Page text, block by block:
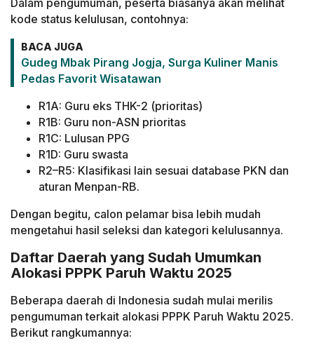
kode status kelulusan, contohnya:
BACA JUGA
Gudeg Mbak Pirang Jogja, Surga Kuliner Manis
Pedas Favorit Wisatawan
R1A: Guru eks THK-2 (prioritas)
R1B: Guru non-ASN prioritas
R1C: Lulusan PPG
R1D: Guru swasta
R2–R5: Klasifikasi lain sesuai database PKN dan
aturan Menpan-RB.
Dengan begitu, calon pelamar bisa lebih mudah
mengetahui hasil seleksi dan kategori kelulusannya.
Daftar Daerah yang Sudah Umumkan
Alokasi PPPK Paruh Waktu 2025
Beberapa daerah di Indonesia sudah mulai merilis
pengumuman terkait alokasi PPPK Paruh Waktu 2025.
Berikut rangkumannya: